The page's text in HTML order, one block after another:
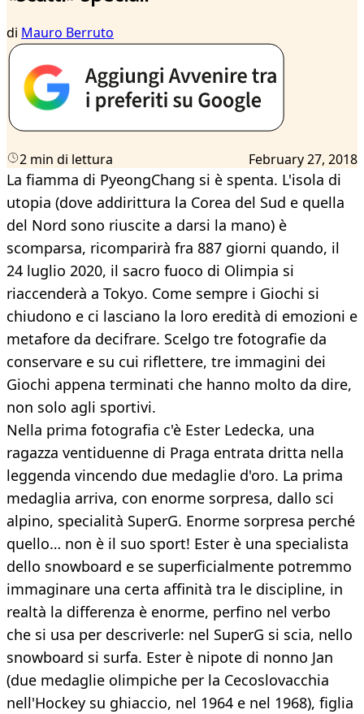
di Mauro Berruto
2 min di lettura February 27, 2018
La fiamma di PyeongChang si è spenta. L'isola di
utopia (dove addirittura la Corea del Sud e quella
del Nord sono riuscite a darsi la mano) è
scomparsa, ricomparirà fra 887 giorni quando, il
24 luglio 2020, il sacro fuoco di Olimpia si
riaccenderà a Tokyo. Come sempre i Giochi si
chiudono e ci lasciano la loro eredità di emozioni e
metafore da decifrare. Scelgo tre fotografie da
conservare e su cui riflettere, tre immagini dei
Giochi appena terminati che hanno molto da dire,
non solo agli sportivi.
Nella prima fotografia c'è Ester Ledecka, una
ragazza ventiduenne di Praga entrata dritta nella
leggenda vincendo due medaglie d'oro. La prima
medaglia arriva, con enorme sorpresa, dallo sci
alpino, specialità SuperG. Enorme sorpresa perché
quello… non è il suo sport! Ester è una specialista
dello snowboard e se superficialmente potremmo
immaginare una certa affinità tra le discipline, in
realtà la differenza è enorme, perfino nel verbo
che si usa per descriverle: nel SuperG si scia, nello
snowboard si surfa. Ester è nipote di nonno Jan
(due medaglie olimpiche per la Cecoslovacchia
nell'Hockey su ghiaccio, nel 1964 e nel 1968), figlia